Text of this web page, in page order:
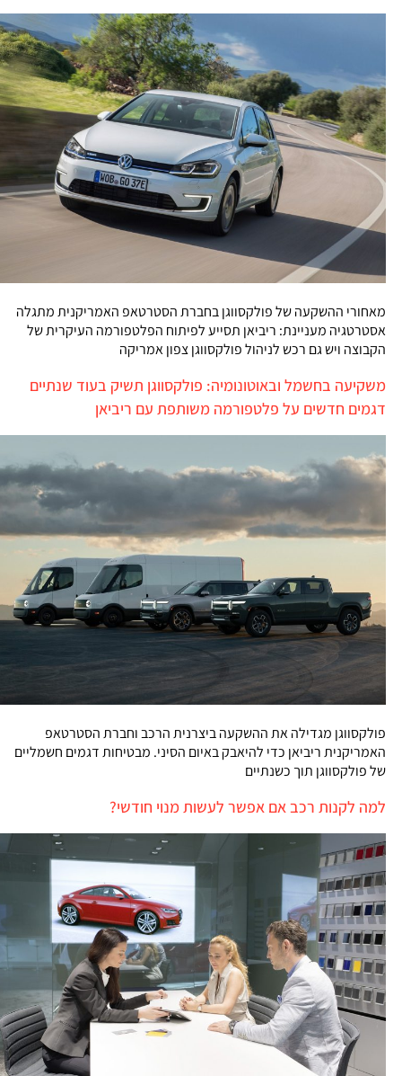
מאחורי ההשקעה של פולקסווגן בחברת הסטרטאפ האמריקנית מתגלה
אסטרטגיה מעניינת: ריביאן תסייע לפיתוח הפלטפורמה העיקרית של
הקבוצה ויש גם רכש לניהול פולקסווגן צפון אמריקה
משקיעה בחשמל ובאוטונומיה: פולקסווגן תשיק בעוד שנתיים
דגמים חדשים על פלטפורמה משותפת עם ריביאן
פולקסווגן מגדילה את ההשקעה ביצרנית הרכב וחברת הסטרטאפ
האמריקנית ריביאן כדי להיאבק באיום הסיני. מבטיחות דגמים חשמליים
של פולקסווגן תוך כשנתיים
למה לקנות רכב אם אפשר לעשות מנוי חודשי?